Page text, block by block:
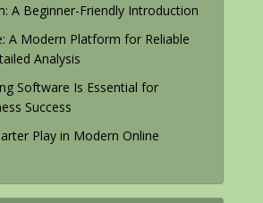
A Beginner-Friendly Introduction
A Modern Platform for Reliable
Analysis
Software Is Essential for
Success
Play in Modern Online